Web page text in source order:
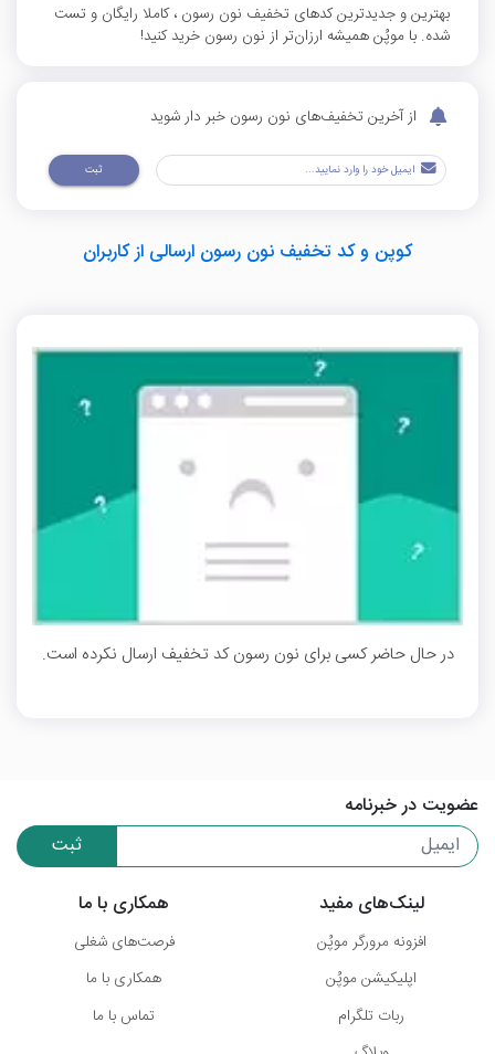
بهترین و جدیدترین کدهای تخفیف نون رسون ، کاملا رایگان و تست
شده. با موپُن همیشه ارزان‌تر از نون رسون خرید کنید!
از آخرین تخفیف‌های نون رسون خبر دار شوید
ثبت
کوپن و کد تخفیف نون رسون ارسالی از کاربران
در حال حاضر کسی برای نون رسون کد تخفیف ارسال نکرده است.
عضویت در خبرنامه
ثبت
لینک‌های مفید
افزونه مرورگر موپُن
اپلیکیشن موپُن
ربات تلگرام
همکاری با ما
فرصت‌های شغلی
همکاری با ما
تماس با ما